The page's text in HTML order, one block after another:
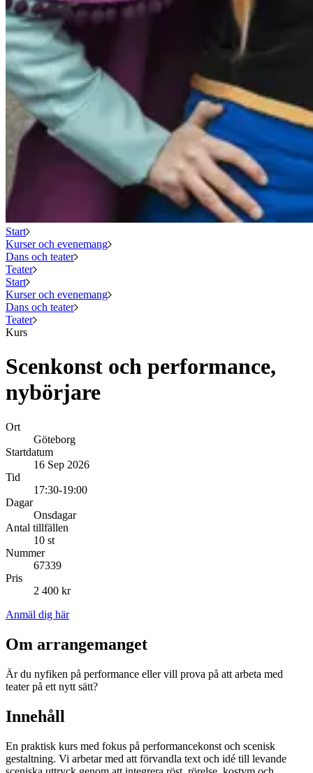
Start
Kurser och evenemang
Dans och teater
Teater
Start
Kurser och evenemang
Dans och teater
Teater
Kurs
Scenkonst och performance,
nybörjare
Ort
Göteborg
Startdatum
16 Sep 2026
Tid
17:30-19:00
Dagar
Onsdagar
Antal tillfällen
10 st
Nummer
67339
Pris
2 400 kr
Anmäl dig här
Om arrangemanget
Är du nyfiken på performance eller vill prova på att arbeta med
teater på ett nytt sätt?
Innehåll
En praktisk kurs med fokus på performancekonst och scenisk
gestaltning. Vi arbetar med att förvandla text och idé till levande